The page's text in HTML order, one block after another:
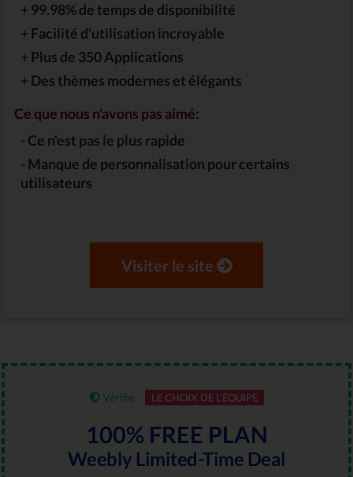
+99.98% de temps de disponibilité
+Facilité d'utilisation incroyable
+Plus de 350 Applications
+Des thèmes modernes et élégants
Ce que nous n'avons pas aimé:
-Ce n'est pas le plus rapide
-Manque de personnalisation pour certains
utilisateurs
Visiter le site
Vérifié LE CHOIX DE L'ÉQUIPE
100% FREE PLAN
Weebly Limited-Time Deal